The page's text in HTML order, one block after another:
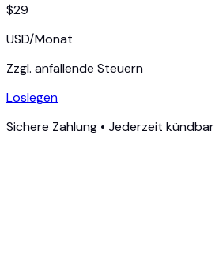
$29
USD/Monat
Zzgl. anfallende Steuern
Loslegen
Sichere Zahlung • Jederzeit kündbar